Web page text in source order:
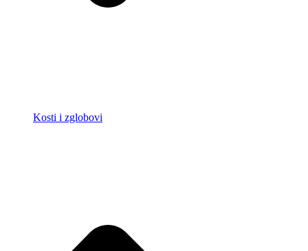
Kosti i zglobovi